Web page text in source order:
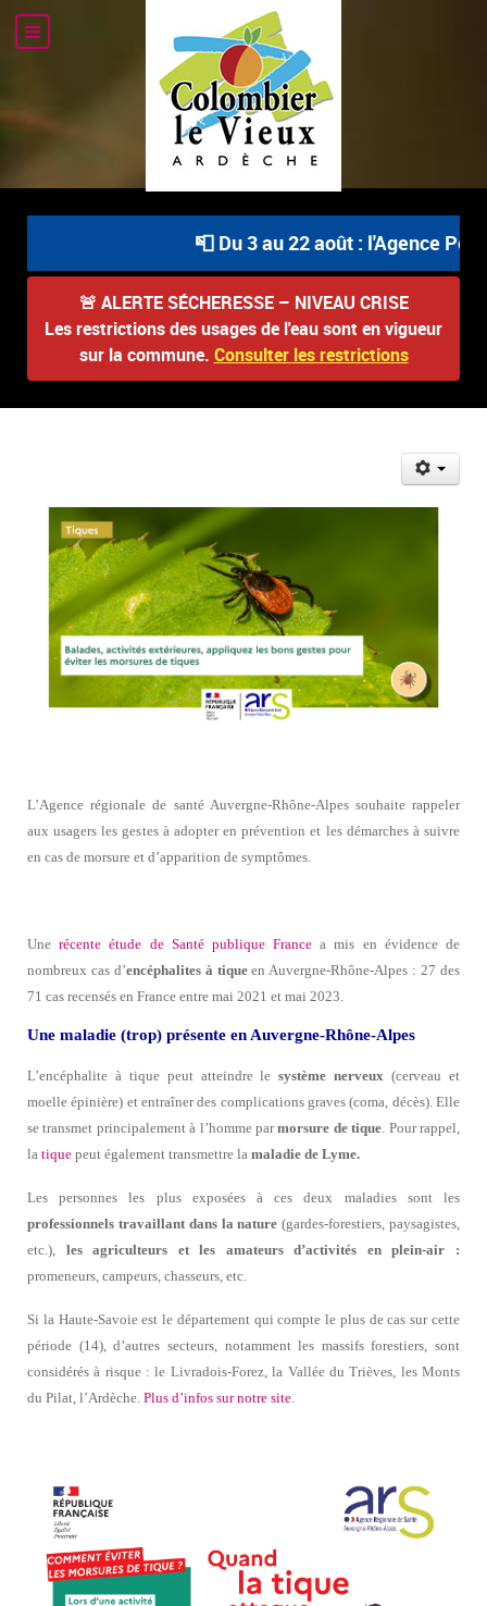
📮 Du 3 au 22 août : l'Agence
🚨 ALERTE SÉCHERESSE – NIVEAU CRISE
Les restrictions des usages de l'eau sont en vigueur
sur la commune. Consulter les restrictions
L’Agence régionale de santé Auvergne-Rhône-Alpes souhaite rappeler
aux usagers les gestes à adopter en prévention et les démarches à suivre
en cas de morsure et d’apparition de symptômes.
Unerécente étude de Santé publique France a mis en évidence de
nombreux cas d’encéphalites à tiqueen Auvergne-Rhône-Alpes : 27 des
71 cas recensés en France entre mai 2021 et mai 2023.
Une maladie (trop) présente en Auvergne-Rhône-Alpes
L’encéphalite à tique peut atteindre lesystème nerveux (cerveau et
moelle épinière) et entraîner des complications graves (coma, décès). Elle
se transmet principalement à l’homme parmorsure de tique . Pour rappel,
la tique peut également transmettre la maladie de Lyme.
Les personnes les plus exposées à ces deux maladies sont les
professionnels travaillant dans la nature(gardes-forestiers, paysagistes,
etc.), les agriculteurs et les amateurs d’activités en plein-air :
promeneurs, campeurs, chasseurs, etc.
Si la Haute-Savoie est le département qui compte le plus de cas sur cette
période (14), d’autres secteurs, notamment les massifs forestiers, sont
considérés à risque : le Livradois-Forez, la Vallée du Trièves, les Monts
du Pilat, l’Ardèche. Plus d’infos sur notre site